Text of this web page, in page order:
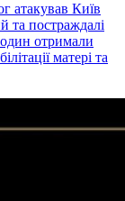
атакував Київ
та постраждалі
отримали
матері та